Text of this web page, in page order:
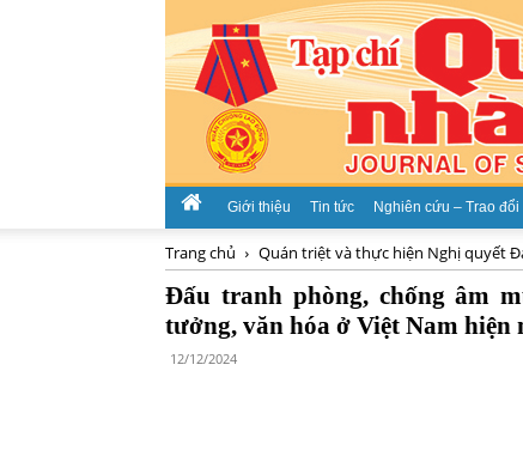
Giới thiệu Tin tức Nghiên cứu – Trao đổi
Trang chủ Quán triệt và thực hiện Nghị quyết
Đấu tranh phòng, chống âm
tưởng, văn hóa ở Việt Nam hiện
12/12/2024